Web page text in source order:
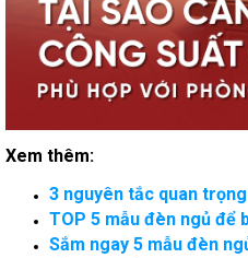
Xem thêm:
3 nguyên tắc quan
TOP 5 mẫu đèn ngủ để
Sắm ngay 5 mẫu đèn